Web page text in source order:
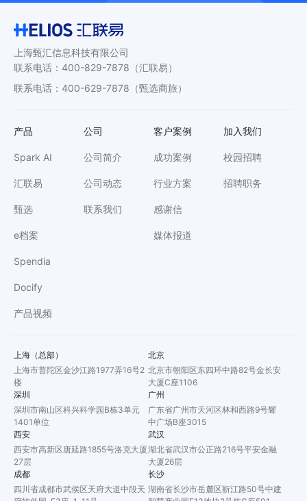
上海甄汇信息科技有限公司
联系电话 ： 400-829-7878 （汇联易）
联系电话 ： 400-629-7878 （甄选商旅）
产品
Spark AI
汇联易
甄选
e档案
Spendia
Docify
产品视频
公司
公司简介
公司动态
联系我们
客户案例
成功案例
行业方案
感谢信
媒体报道
加入我们
校园招聘
招聘职务
上海（总部）
上海市普陀区金沙江路1977弄16号2
楼
北京
北京市朝阳区东四环中路82号金长安
大厦C座1106
深圳
深圳市南山区科兴科学园B栋3单元
1401单位
广州
广东省广州市天河区林和西路9号耀
中广场B座3015
西安
西安市高新区唐延路1855号洛克大厦
27层
武汉
湖北省武汉市公正路216号平安金融
大厦26层
成都
四川省成都市武侯区天府大道中段天
长沙
湖南省长沙市岳麓区靳江路50号中建